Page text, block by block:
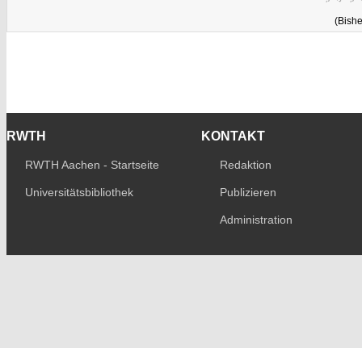
RWTH
RWTH Aachen - Startseite
Universitätsbibliothek
KONTAKT
Redaktion
Publizieren
Administration